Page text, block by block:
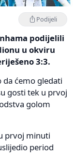
Podijeli
podijelili
u okviru
3:3.
ćemo gledati
gosti tek u prvoj
golom
prvoj minuti
period